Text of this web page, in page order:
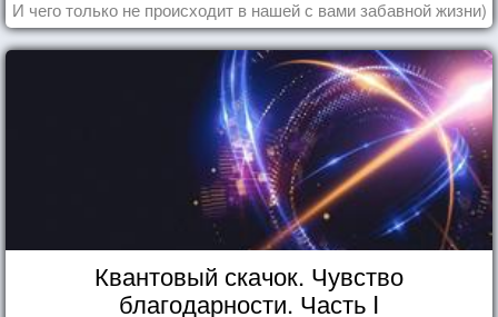
И чего только не происходит в нашей с вами забавной жизни)
Квантовый скачок. Чувство
благодарности. Часть I